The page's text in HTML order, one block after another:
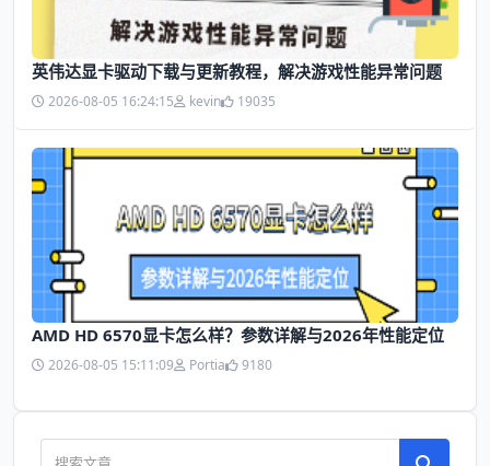
英伟达显卡驱动下载与更新教程，解决游戏性能异常问题
2026-08-05 16:24:15 kevin 19035
AMD HD 6570显卡怎么样？参数详解与2026年性能定位
2026-08-05 15:11:09 Portia 9180